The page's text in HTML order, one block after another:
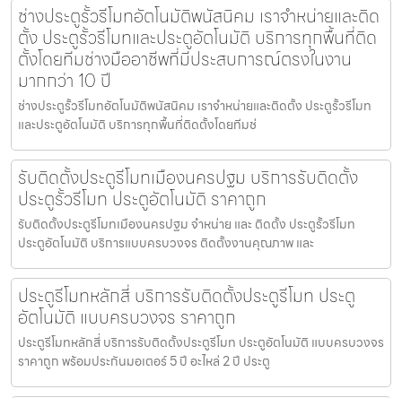
ช่างประตูรั้วรีโมทอัตโนมัติพนัสนิคม เราจำหน่ายและติด
ตั้ง ประตูรั้วรีโมทและประตูอัตโนมัติ บริการทุกพื้นที่ติด
ตั้งโดยทีมช่างมืออาชีพที่มีประสบการณ์ตรงในงาน
มากกว่า 10 ปี
ช่างประตูรั้วรีโมทอัตโนมัติพนัสนิคม เราจำหน่ายและติดตั้ง ประตูรั้วรีโมท
และประตูอัตโนมัติ บริการทุกพื้นที่ติดตั้งโดยทีมช่
รับติดตั้งประตูรีโมทเมืองนครปฐม บริการรับติดตั้ง
ประตูรั้วรีโมท ประตูอัตโนมัติ ราคาถูก
รับติดตั้งประตูรีโมทเมืองนครปฐม จำหน่าย และ ติดตั้ง ประตูรั้วรีโมท
ประตูอัตโนมัติ บริการแบบครบวงจร ติดตั้งงานคุณภาพ และ
ประตูรีโมทหลักสี่ บริการรับติดตั้งประตูรีโมท ประตู
อัตโนมัติ แบบครบวงจร ราคาถูก
ประตูรีโมทหลักสี่ บริการรับติดตั้งประตูรีโมท ประตูอัตโนมัติ แบบครบวงจร
ราคาถูก พร้อมประกันมอเตอร์ 5 ปี อะไหล่ 2 ปี ประตู